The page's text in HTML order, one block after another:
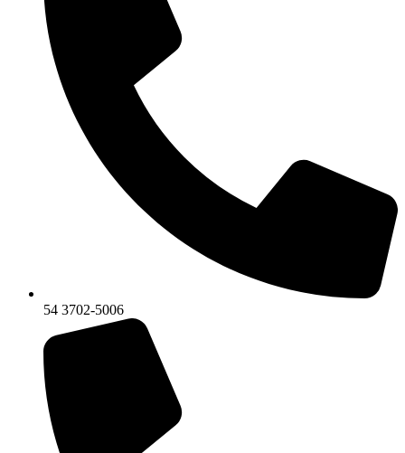
54 3702-5006